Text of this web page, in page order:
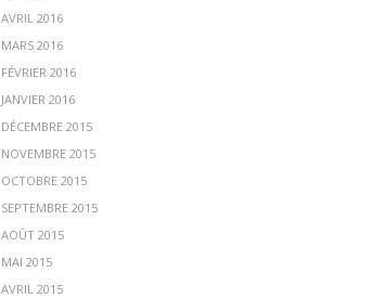
AVRIL 2016
MARS 2016
FÉVRIER 2016
JANVIER 2016
DÉCEMBRE 2015
NOVEMBRE 2015
OCTOBRE 2015
SEPTEMBRE 2015
AOÛT 2015
MAI 2015
AVRIL 2015